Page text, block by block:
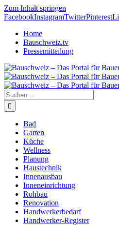
Zum Inhalt springen
FacebookInstagramTwitterPinterest
Home
Bauschweiz.tv
Pressemitteilung
Bad
Garten
Küche
Wellness
Planung
Haustechnik
Innenausbau
Inneneinrichtung
Rohbau
Renovation
Handwerkerbedarf
Handwerker-Register